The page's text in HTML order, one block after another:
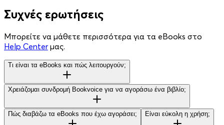
Συχνές ερωτήσεις
Μπορείτε να μάθετε περισσότερα για τα eBooks στο
Help Center μας.
Τι είναι τα eBooks και πώς λειτουργούν;
Χρειάζομαι συνδρομή Bookvoice για να αγοράσω ένα βιβλίο;
Πώς διαβάζω τα eBooks που έχω αγοράσει; Είναι εύκολη η χρήση;